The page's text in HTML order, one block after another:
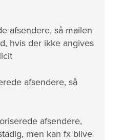
afsendere, så mailen
hvis der ikke angives
afsendere, så
afsendere,
men kan fx blive